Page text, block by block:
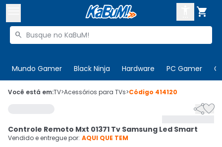

Buscar produtos

Mundo Gamer Black Ninja Hardware PC Gamer
 Olá. Acesse sua conta
Cupons
CADASTRE-SE
Você está em:TV>Acessórios para TVs>Código 414120

Controle Remoto Mxt 01371 Tv Samsung Led Smart
Vendido e entregue por: AQUI QUE TEM